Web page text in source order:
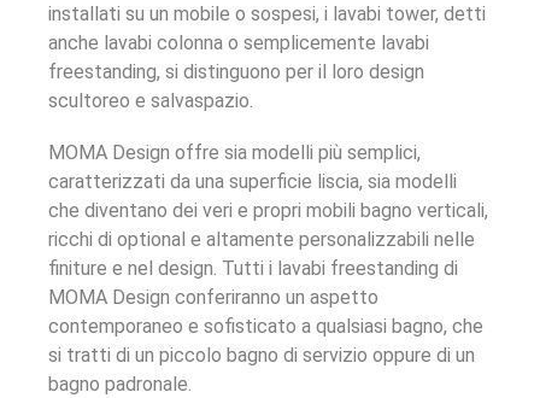
installati su un mobile o sospesi, i lavabi tower, detti
anche lavabi colonna o semplicemente lavabi
freestanding, si distinguono per il loro design
scultoreo e salvaspazio.
MOMA Design offre sia modelli più semplici,
caratterizzati da una superficie liscia, sia modelli
che diventano dei veri e propri mobili bagno verticali,
ricchi di optional e altamente personalizzabili nelle
finiture e nel design. Tutti i lavabi freestanding di
MOMA Design conferiranno un aspetto
contemporaneo e sofisticato a qualsiasi bagno, che
si tratti di un piccolo bagno di servizio oppure di un
bagno padronale.